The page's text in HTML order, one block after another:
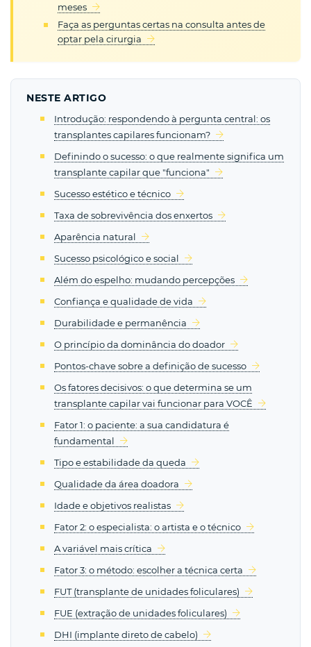
meses
Faça as perguntas certas na consulta antes de
optar pela cirurgia
NESTE ARTIGO
Introdução: respondendo à pergunta central: os
transplantes capilares funcionam?
Definindo o sucesso: o que realmente significa um
transplante capilar que "funciona"
Sucesso estético e técnico
Taxa de sobrevivência dos enxertos
Aparência natural
Sucesso psicológico e social
Além do espelho: mudando percepções
Confiança e qualidade de vida
Durabilidade e permanência
O princípio da dominância do doador
Pontos-chave sobre a definição de sucesso
Os fatores decisivos: o que determina se um
transplante capilar vai funcionar para VOCÊ
Fator 1: o paciente: a sua candidatura é
fundamental
Tipo e estabilidade da queda
Qualidade da área doadora
Idade e objetivos realistas
Fator 2: o especialista: o artista e o técnico
A variável mais crítica
Fator 3: o método: escolher a técnica certa
FUT (transplante de unidades foliculares)
FUE (extração de unidades foliculares)
DHI (implante direto de cabelo)